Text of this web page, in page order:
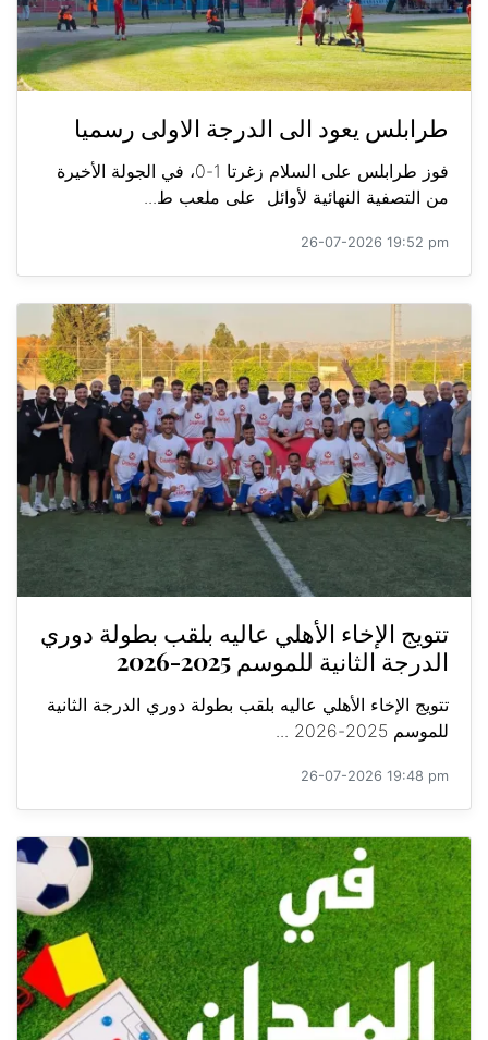
طرابلس يعود الى الدرجة الاولى رسميا
فوز طرابلس على السلام زغرتا 1-0، في الجولة الأخيرة
من التصفية النهائية لأوائل على ملعب ط...
26-07-2026 19:52 pm
تتويج الإخاء الأهلي عاليه بلقب بطولة دوري
الدرجة الثانية للموسم 2025-2026
تتويج الإخاء الأهلي عاليه بلقب بطولة دوري الدرجة الثانية
للموسم 2025-2026 ...
26-07-2026 19:48 pm